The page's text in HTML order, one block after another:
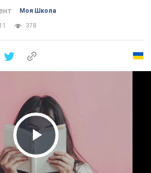
Моя Школа
378
Play Video